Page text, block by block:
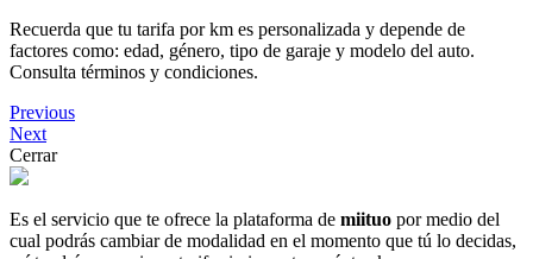
Recuerda que tu tarifa por km es personalizada y depende de
factores como: edad, género, tipo de garaje y modelo del auto.
Consulta términos y condiciones.
Previous
Next
Cerrar
Es el servicio que te ofrece la plataforma de miituo por medio del
cual podrás cambiar de modalidad en el momento que tú lo decidas,